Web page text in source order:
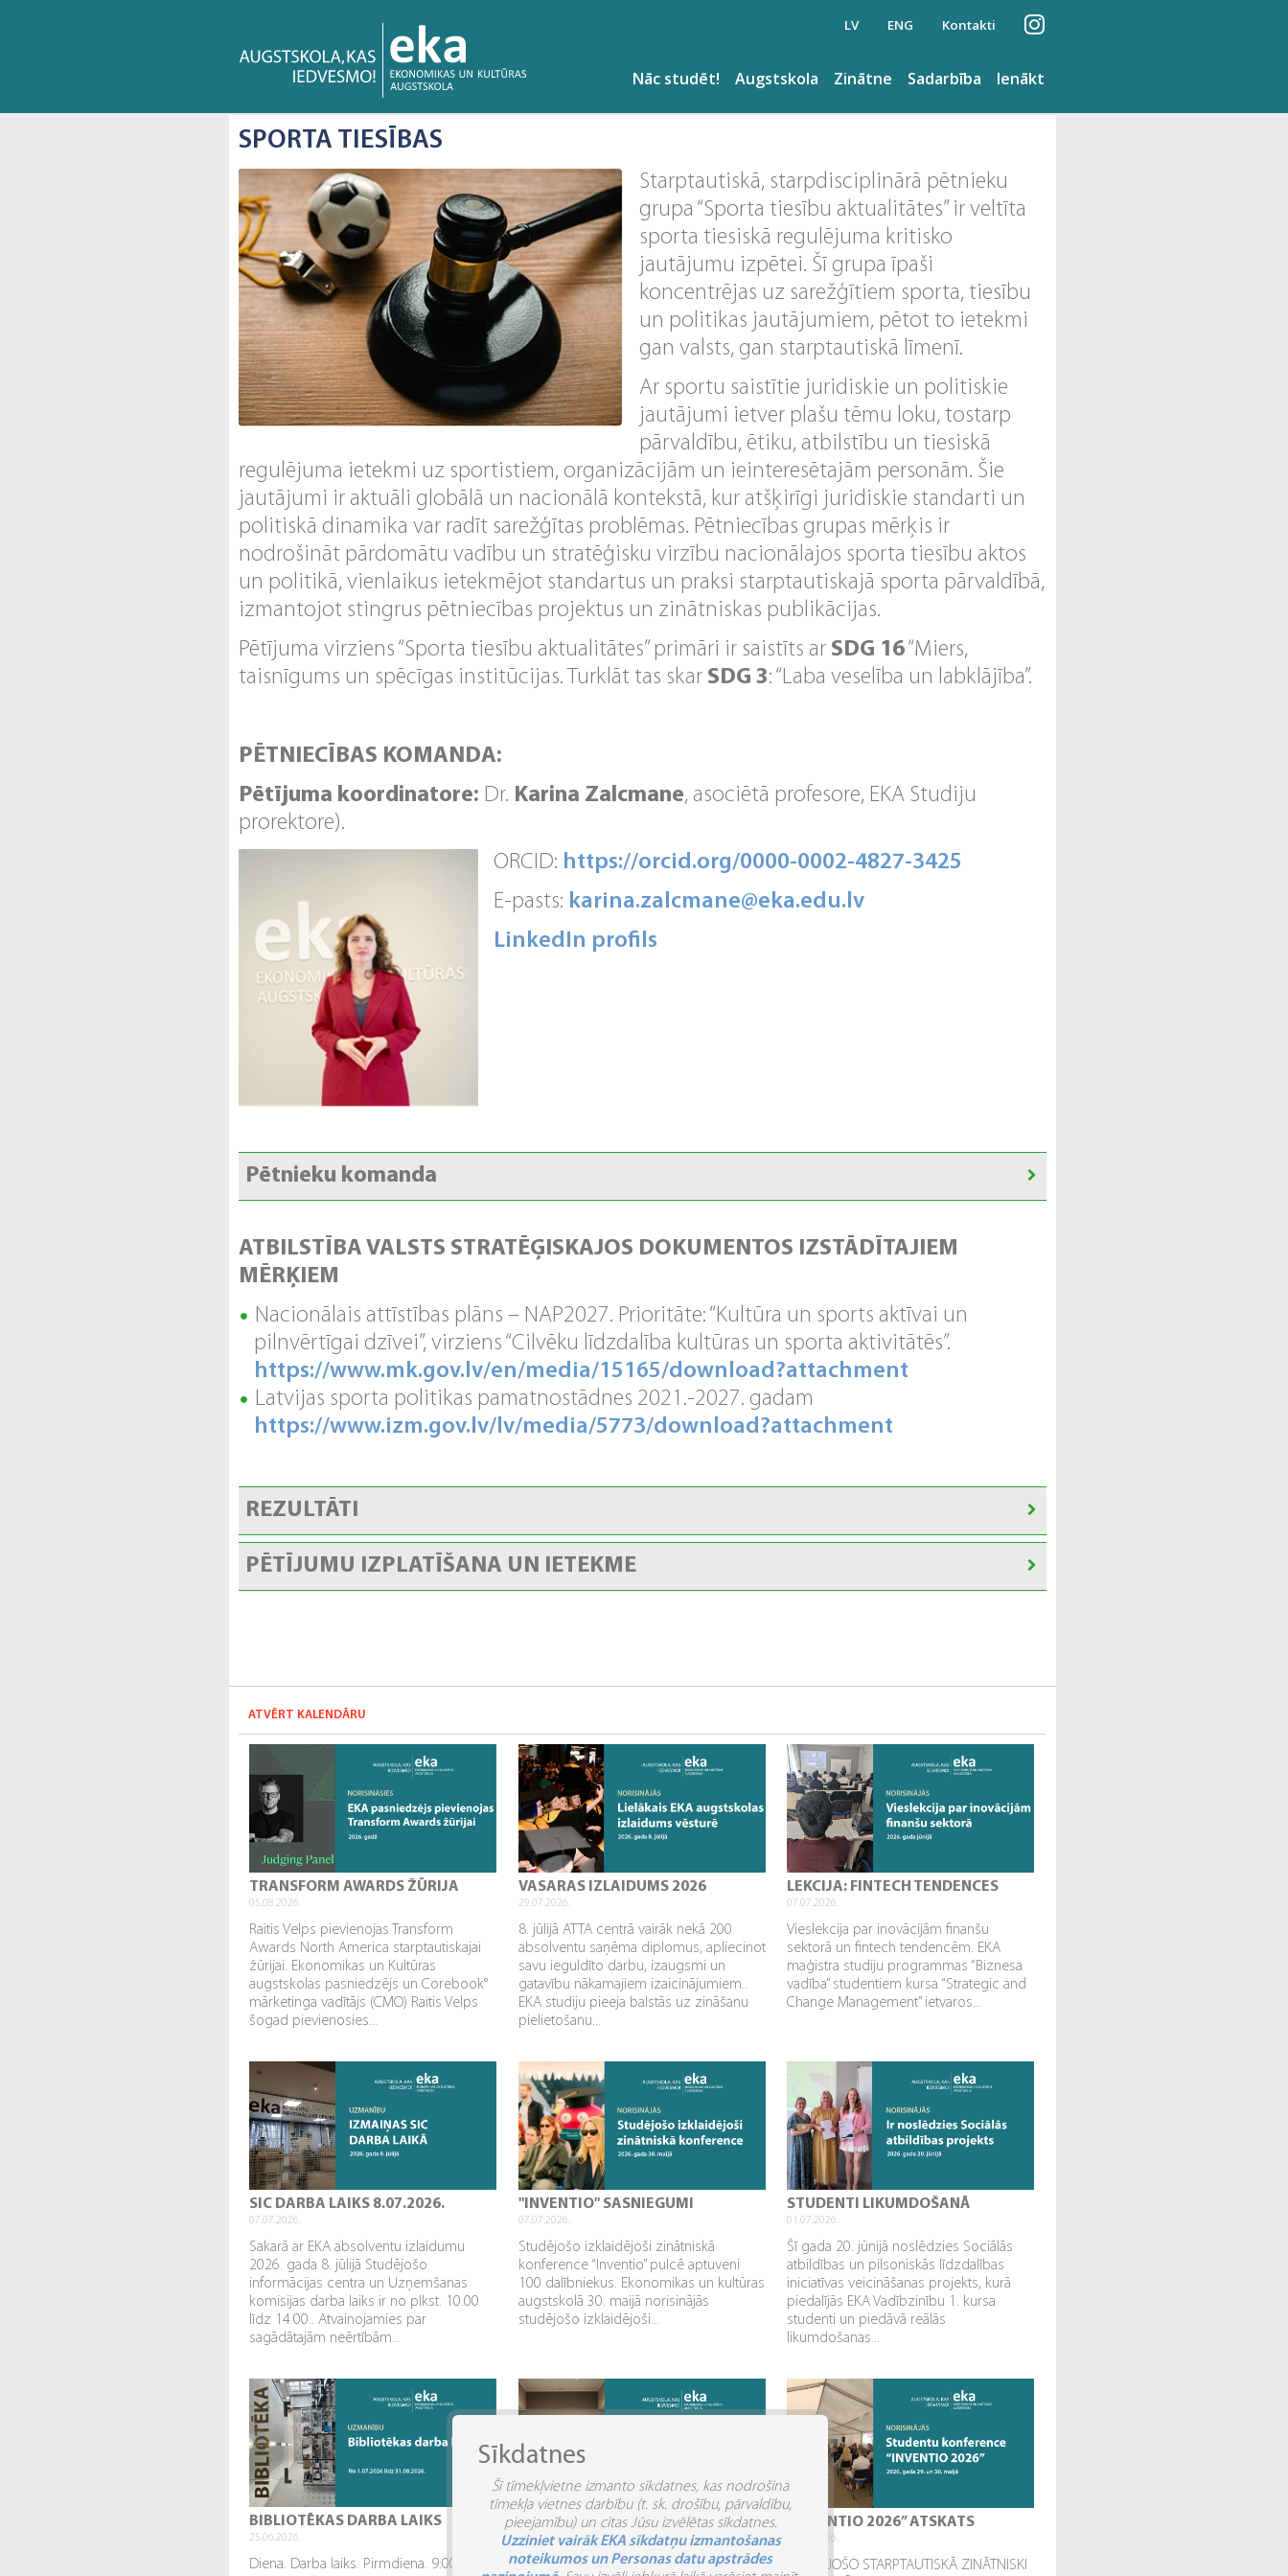
LV ENG Kontakti
Ienākt
Sadarbība
Zinātne
Augstskola
Nāc studēt!
SPORTA TIESĪBAS
Starptautiskā, starpdisciplinārā pētnieku
grupa “Sporta tiesību aktualitātes” ir veltīta
sporta tiesiskā regulējuma kritisko
jautājumu izpētei. Šī grupa īpaši
koncentrējas uz sarežģītiem sporta, tiesību
un politikas jautājumiem, pētot to ietekmi
gan valsts, gan starptautiskā līmenī.
Ar sportu saistītie juridiskie un politiskie
jautājumi ietver plašu tēmu loku, tostarp
pārvaldību, ētiku, atbilstību un tiesiskā
regulējuma ietekmi uz sportistiem, organizācijām un ieinteresētajām personām. Šie
jautājumi ir aktuāli globālā un nacionālā kontekstā, kur atšķirīgi juridiskie standarti un
politiskā dinamika var radīt sarežģītas problēmas. Pētniecības grupas mērķis ir
nodrošināt pārdomātu vadību un stratēģisku virzību nacionālajos sporta tiesību aktos
un politikā, vienlaikus ietekmējot standartus un praksi starptautiskajā sporta pārvaldībā,
izmantojot stingrus pētniecības projektus un zinātniskas publikācijas.
Pētījuma virziens “Sporta tiesību aktualitātes” primāri ir saistīts ar SDG 16“Miers,
taisnīgums un spēcīgas institūcijas. Turklāt tas skar SDG 3: “Laba veselība un labklājība”.
PĒTNIECĪBAS KOMANDA:
Pētījuma koordinatore: Dr. Karina Zalcmane, asociētā profesore, EKA Studiju
prorektore).
ORCID: https://orcid.org/0000-0002-4827-3425
E-pasts: karina.zalcmane@eka.edu.lv
LinkedIn profils
Pētnieku komanda
ATBILSTĪBA VALSTS STRATĒĢISKAJOS DOKUMENTOS IZSTĀDĪTAJIEM
MĒRĶIEM
Nacionālais attīstības plāns – NAP2027. Prioritāte: “Kultūra un sports aktīvai un
pilnvērtīgai dzīvei”, virziens “Cilvēku līdzdalība kultūras un sporta aktivitātēs”.
https://www.mk.gov.lv/en/media/15165/download?attachment
Latvijas sporta politikas pamatnostādnes 2021.-2027. gadam
https://www.izm.gov.lv/lv/media/5773/download?attachment
REZULTĀTI
PĒTĪJUMU IZPLATĪŠANA UN IETEKME
ATVĒRT KALENDĀRU
TRANSFORM AWARDS ŽŪRIJA
05.08.2026.
Raitis Velps pievienojas Transform
Awards North America starptautiskajai
žūrijai. Ekonomikas un Kultūras
augstskolas pasniedzējs un Corebook°
mārketinga vadītājs (CMO) Raitis Velps
šogad pievienosies...
VASARAS IZLAIDUMS 2026
29.07.2026.
8. jūlijā ATTA centrā vairāk nekā 200
absolventu saņēma diplomus, apliecinot
savu ieguldīto darbu, izaugsmi un
gatavību nākamajiem izaicinājumiem..
EKA studiju pieeja balstās uz zināšanu
pielietošanu...
LEKCIJA: FINTECH TENDENCES
07.07.2026.
Vieslekcija par inovācijām finanšu
sektorā un fintech tendencēm. EKA
maģistra studiju programmas “Biznesa
vadība” studentiem kursa “Strategic and
Change Management” ietvaros...
SIC DARBA LAIKS 8.07.2026.
07.07.2026.
Sakarā ar EKA absolventu izlaidumu
2026. gada 8. jūlijā Studējošo
informācijas centra un Uzņemšanas
komisijas darba laiks ir no plkst. 10.00
līdz 14.00.. Atvainojamies par
sagādātajām neērtībām...
"INVENTIO" SASNIEGUMI
07.07.2026.
Studējošo izklaidējoši zinātniskā
konference “Inventio” pulcē aptuveni
100 dalībniekus. Ekonomikas un kultūras
augstskolā 30. maijā norisinājās
studējošo izklaidējoši...
STUDENTI LIKUMDOŠANĀ
01.07.2026.
Šī gada 20. jūnijā noslēdzies Sociālās
atbildības un pilsoniskās līdzdalības
iniciatīvas veicināšanas projekts, kurā
piedalījās EKA Vadībzinību 1. kursa
studenti un piedāvā reālās
likumdošanas...
BIBLIOTĒKAS DARBA LAIKS
25.06.2026.
Diena. Darba laiks. Pirmdiena. 9:00 –
IZMAIŅAS DARBA LAIKĀ
15.06.2026.
Informējam par studiju laika organizāciju
“INVENTIO 2026” ATSKATS
04.06.2026.
STUDĒJOŠO STARPTAUTISKĀ ZINĀTNISKI
Sīkdatnes
Šī tīmekļvietne izmanto sīkdatnes, kas nodrošina
tīmekļa vietnes darbību (t. sk. drošību, pārvaldību,
pieejamību) un citas Jūsu izvēlētas sīkdatnes.
Uzziniet vairāk EKA sīkdatņu izmantošanas
noteikumos un Personas datu apstrādes